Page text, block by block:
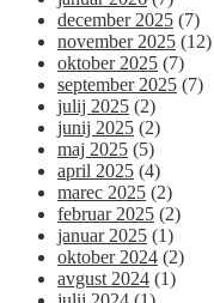
december 2025 (7)
november 2025 (12)
oktober 2025 (7)
september 2025 (7)
julij 2025 (2)
junij 2025 (2)
maj 2025 (5)
april 2025 (4)
marec 2025 (2)
februar 2025 (2)
januar 2025 (1)
oktober 2024 (2)
avgust 2024 (1)